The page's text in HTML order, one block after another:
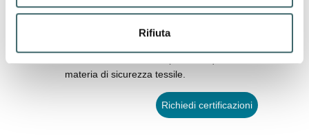
Rifiuta
qualità dei prodotti trova concreta
espressione nella certificazione
materia di sicurezza tessile.
Richiedi certificazioni